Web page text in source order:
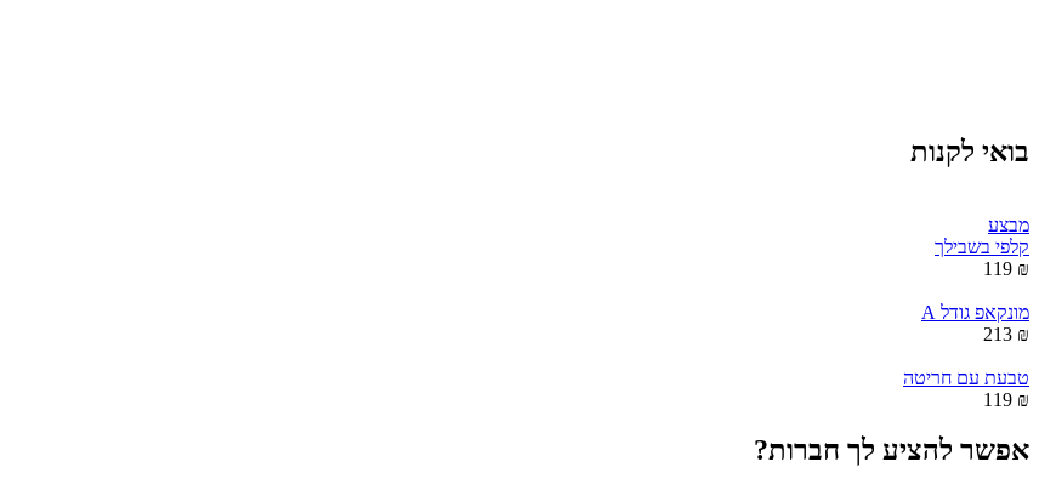
בואי לקנות
מבצע
קלפי בשבילך
₪ 119
מונקאפ גודל A
₪ 213
טבעת עם חריטה
₪ 119
אפשר להציע לך חברות?